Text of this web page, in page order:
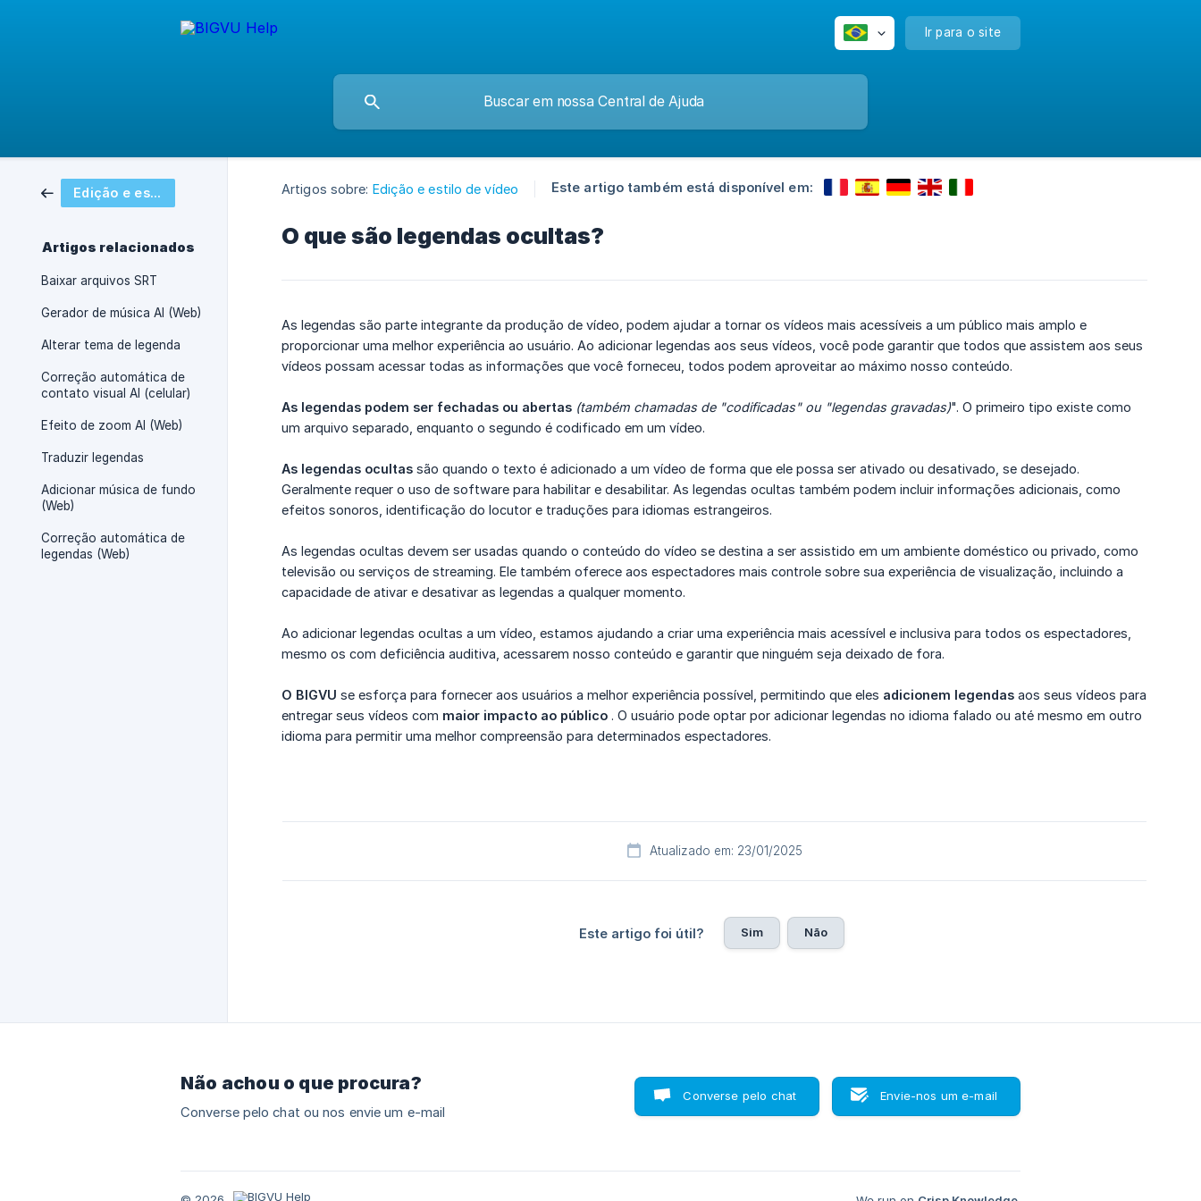
Ir para o site
Edição e estilo de vídeo
Artigos relacionados
Baixar arquivos SRT
Gerador de música AI (Web)
Alterar tema de legenda
Correção automática de
contato visual AI (celular)
Efeito de zoom AI (Web)
Traduzir legendas
Adicionar música de fundo
(Web)
Correção automática de
legendas (Web)
Artigos sobre: Edição e estilo de vídeo Este artigo também está disponível em:
O que são legendas ocultas?
As legendas são parte integrante da produção de vídeo, podem ajudar a tornar os vídeos mais acessíveis a um público mais amplo e
proporcionar uma melhor experiência ao usuário. Ao adicionar legendas aos seus vídeos, você pode garantir que todos que assistem aos seus
vídeos possam acessar todas as informações que você forneceu, todos podem aproveitar ao máximo nosso conteúdo.
As legendas podem ser fechadas ou abertas (também chamadas de "codificadas" ou "legendas gravadas)". O primeiro tipo existe como
um arquivo separado, enquanto o segundo é codificado em um vídeo.
As legendas ocultas são quando o texto é adicionado a um vídeo de forma que ele possa ser ativado ou desativado, se desejado.
Geralmente requer o uso de software para habilitar e desabilitar. As legendas ocultas também podem incluir informações adicionais, como
efeitos sonoros, identificação do locutor e traduções para idiomas estrangeiros.
As legendas ocultas devem ser usadas quando o conteúdo do vídeo se destina a ser assistido em um ambiente doméstico ou privado, como
televisão ou serviços de streaming. Ele também oferece aos espectadores mais controle sobre sua experiência de visualização, incluindo a
capacidade de ativar e desativar as legendas a qualquer momento.
Ao adicionar legendas ocultas a um vídeo, estamos ajudando a criar uma experiência mais acessível e inclusiva para todos os espectadores,
mesmo os com deficiência auditiva, acessarem nosso conteúdo e garantir que ninguém seja deixado de fora.
O BIGVU se esforça para fornecer aos usuários a melhor experiência possível, permitindo que eles adicionem legendas aos seus vídeos para
entregar seus vídeos com maior impacto ao público . O usuário pode optar por adicionar legendas no idioma falado ou até mesmo em outro
idioma para permitir uma melhor compreensão para determinados espectadores.
Atualizado em: 23/01/2025
Este artigo foi útil? Sim Não
Não achou o que procura?
Converse pelo chat ou nos envie um e-mail
Converse pelo chat Envie-nos um e-mail